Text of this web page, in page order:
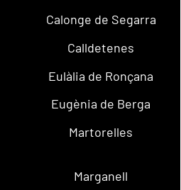
Calonge de Segarra
Calldetenes
Eulàlia de Ronçana
Eugènia de Berga
Martorelles
Marganell